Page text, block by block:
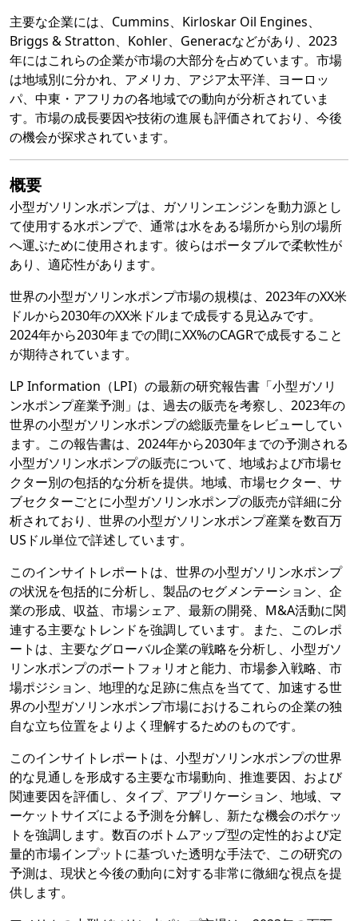
主要な企業には、Cummins、Kirloskar Oil Engines、
Briggs & Stratton、Kohler、Generacなどがあり、2023
年にはこれらの企業が市場の大部分を占めています。市場
は地域別に分かれ、アメリカ、アジア太平洋、ヨーロッ
パ、中東・アフリカの各地域での動向が分析されていま
す。市場の成長要因や技術の進展も評価されており、今後
の機会が探求されています。
概要
小型ガソリン水ポンプは、ガソリンエンジンを動力源とし
て使用する水ポンプで、通常は水をある場所から別の場所
へ運ぶために使用されます。彼らはポータブルで柔軟性が
あり、適応性があります。
世界の小型ガソリン水ポンプ市場の規模は、2023年のXX米
ドルから2030年のXX米ドルまで成長する見込みです。
2024年から2030年までの間にXX%のCAGRで成長すること
が期待されています。
LP Information（LPI）の最新の研究報告書「小型ガソリ
ン水ポンプ産業予測」は、過去の販売を考察し、2023年の
世界の小型ガソリン水ポンプの総販売量をレビューしてい
ます。この報告書は、2024年から2030年までの予測される
小型ガソリン水ポンプの販売について、地域および市場セ
クター別の包括的な分析を提供。地域、市場セクター、サ
ブセクターごとに小型ガソリン水ポンプの販売が詳細に分
析されており、世界の小型ガソリン水ポンプ産業を数百万
USドル単位で詳述しています。
このインサイトレポートは、世界の小型ガソリン水ポンプ
の状況を包括的に分析し、製品のセグメンテーション、企
業の形成、収益、市場シェア、最新の開発、M&A活動に関
連する主要なトレンドを強調しています。また、このレポ
ートは、主要なグローバル企業の戦略を分析し、小型ガソ
リン水ポンプのポートフォリオと能力、市場参入戦略、市
場ポジション、地理的な足跡に焦点を当てて、加速する世
界の小型ガソリン水ポンプ市場におけるこれらの企業の独
自な立ち位置をよりよく理解するためのものです。
このインサイトレポートは、小型ガソリン水ポンプの世界
的な見通しを形成する主要な市場動向、推進要因、および
関連要因を評価し、タイプ、アプリケーション、地域、マ
ーケットサイズによる予測を分解し、新たな機会のポケッ
トを強調します。数百のボトムアップ型の定性的および定
量的市場インプットに基づいた透明な手法で、この研究の
予測は、現状と今後の動向に対する非常に微細な視点を提
供します。